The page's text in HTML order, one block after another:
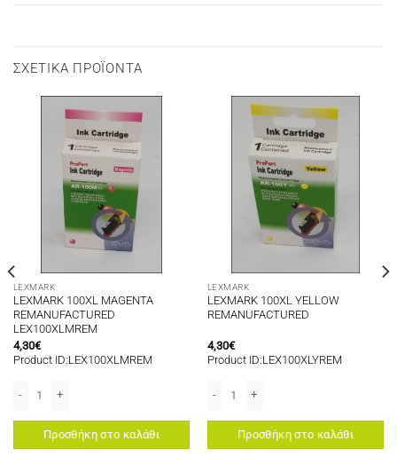
ΣΧΕΤΙΚΆ ΠΡΟΪΌΝΤΑ
LEXMARK
LEXMARK 100XL MAGENTA
REMANUFACTURED
LEX100XLMREM
4,30€
Product ID:LEX100XLMREM
Προσθήκη στο καλάθι
LEXMARK
LEXMARK 100XL YELLOW
REMANUFACTURED
4,30€
Product ID:LEX100XLYREM
Προσθήκη στο καλάθι